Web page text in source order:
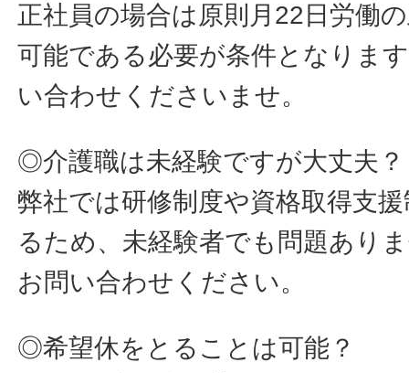
正社員の場合は原則月22日労働
可能である必要が条件となりま
い合わせくださいませ。
◎介護職は未経験ですが大丈夫？
弊社では研修制度や資格取得支
るため、未経験者でも問題あり
お問い合わせください。
◎希望休をとることは可能？